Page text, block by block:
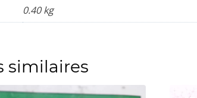
0.40 kg
similaires